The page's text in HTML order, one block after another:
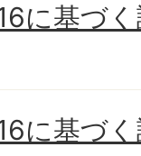
に基づ
に基づ